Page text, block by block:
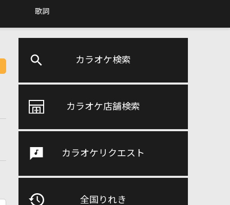
歌詞
カラオケ検索
カラオケ店舗検索
カラオケリクエスト
全国りれき